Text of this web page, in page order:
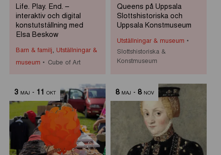
Life. Play. End. –
interaktiv och digital
konstutställning med
Elsa Beskow
Barn & familj Utställningar &
museum
Cube of Art
Queens på Uppsala
Slottshistoriska och
Uppsala Konstmuseum
Utställningar & museum
Slottshistoriska &
Konstmuseum
3 MAJ - 11 OKT 8 MAJ - 8 NOV